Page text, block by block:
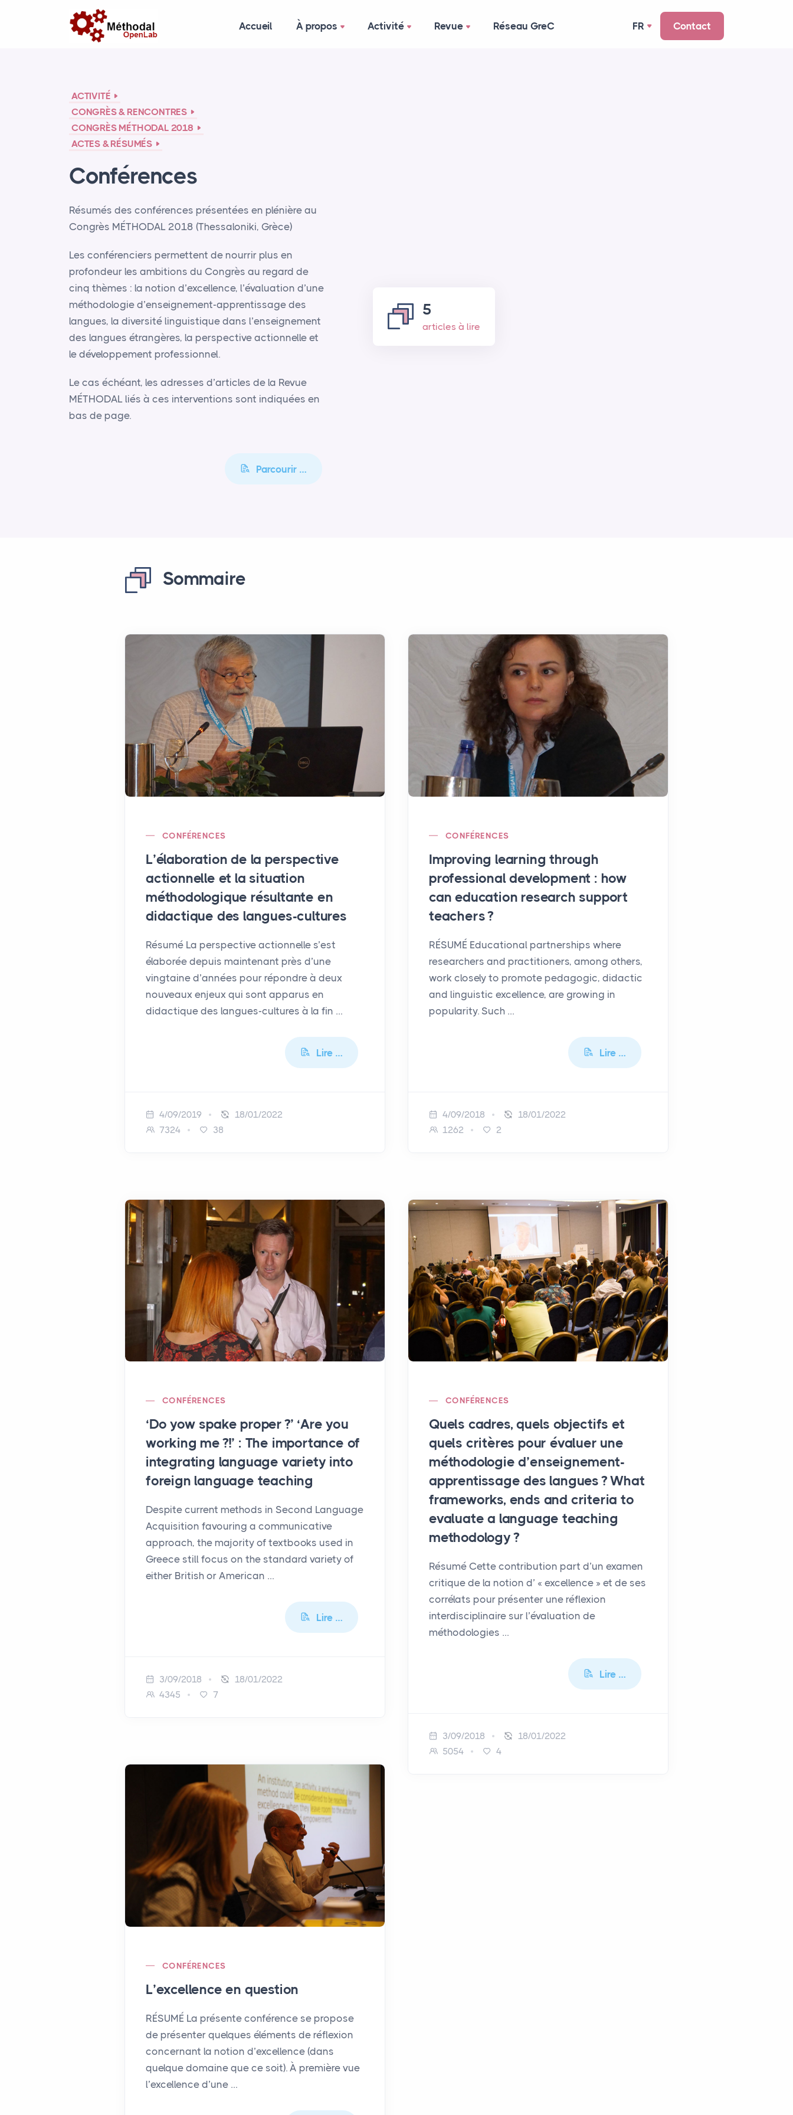
Accueil À propos Activité Revue Réseau GreC FR Contact
5
articles à lire
ACTIVITÉ
CONGRÈS & RENCONTRES
CONGRÈS MÉTHODAL 2018
ACTES & RÉSUMÉS
Conférences
Résumés des conférences présentées en plénière au
Congrès MÉTHODAL 2018 (Thessaloniki, Grèce)
Les conférenciers permettent de nourrir plus en
profondeur les ambitions du Congrès au regard de
cinq thèmes : la notion d’excellence, l’évaluation d’une
méthodologie d’enseignement-apprentissage des
langues, la diversité linguistique dans l’enseignement
des langues étrangères, la perspective actionnelle et
le développement professionnel.
Le cas échéant, les adresses d’articles de la Revue
MÉTHODAL liés à ces interventions sont indiquées en
bas de page.
Parcourir …
Sommaire
CONFÉRENCES
L’élaboration de la perspective
actionnelle et la situation
méthodologique résultante en
didactique des langues-cultures
Résumé La perspective actionnelle s’est
élaborée depuis maintenant près d’une
vingtaine d’années pour répondre à deux
nouveaux enjeux qui sont apparus en
didactique des langues-cultures à la fin …
Lire …
4/09/2019
18/01/2022
7324
38
CONFÉRENCES
Improving learning through
professional development : how
can education research support
teachers?
RÉSUMÉ Educational partnerships where
researchers and practitioners, among others,
work closely to promote pedagogic, didactic
and linguistic excellence, are growing in
popularity. Such …
Lire …
4/09/2018
18/01/2022
1262
2
CONFÉRENCES
‘Do yow spake proper?’ ‘Are you
working me?!’ : The importance of
integrating language variety into
foreign language teaching
Despite current methods in Second Language
Acquisition favouring a communicative
approach, the majority of textbooks used in
Greece still focus on the standard variety of
either British or American …
Lire …
3/09/2018
18/01/2022
4345
7
CONFÉRENCES
Quels cadres, quels objectifs et
quels critères pour évaluer une
méthodologie d’enseignement-
apprentissage des langues? What
frameworks, ends and criteria to
evaluate a language teaching
methodology?
Résumé Cette contribution part d’un examen
critique de la notion d’ « excellence » et de ses
corrélats pour présenter une réflexion
interdisciplinaire sur l’évaluation de
méthodologies …
Lire …
3/09/2018
18/01/2022
5054
4
CONFÉRENCES
L’excellence en question
RÉSUMÉ La présente conférence se propose
de présenter quelques éléments de réflexion
concernant la notion d’excellence (dans
quelque domaine que ce soit). À première vue
l’excellence d’une …